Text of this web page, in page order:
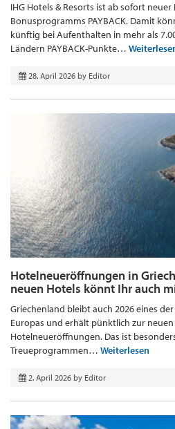
IHG Hotels & Resorts ist ab sofort
Bonusprogramms PAYBACK. Damit
künftig bei Aufenthalten in mehr als
Ländern PAYBACK-Punkte…
28. April 2026 by Editor
Hotelneueröffnungen in
neuen Hotels könnt Ihr auch
Griechenland bleibt auch 2026 eines
Europas und erhält pünktlich zur
Hotelneueröffnungen. Das ist
Treueprogrammen… Weiterlesen
2. April 2026 by Editor